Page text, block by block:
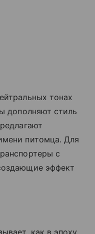
тонах
дополняют стиль
питомца. Для
с
эффект